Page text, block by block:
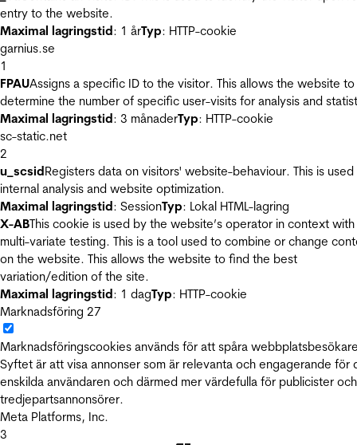
entry to the website.
Maximal lagringstid: 1 årTyp: HTTP-cookie
garnius.se
1
FPAUAssigns a specific ID to the visitor. This allows the website to
determine the number of specific user-visits for analysis and
Maximal lagringstid: 3 månaderTyp: HTTP-cookie
sc-static.net
2
u_scsidRegisters data on visitors' website-behaviour. This is
internal analysis and website optimization.
Maximal lagringstid: SessionTyp: Lokal HTML-lagring
X-ABThis cookie is used by the website’s operator in context with
multi-variate testing. This is a tool used to combine or change
on the website. This allows the website to find the best
variation/edition of the site.
Maximal lagringstid: 1 dagTyp: HTTP-cookie
Marknadsföring 27
Marknadsföringscookies används för att spåra
Syftet är att visa annonser som är relevanta och engagerande för
enskilda användaren och därmed mer värdefulla för publicister och
tredjepartsannonsörer.
Meta Platforms, Inc.
3